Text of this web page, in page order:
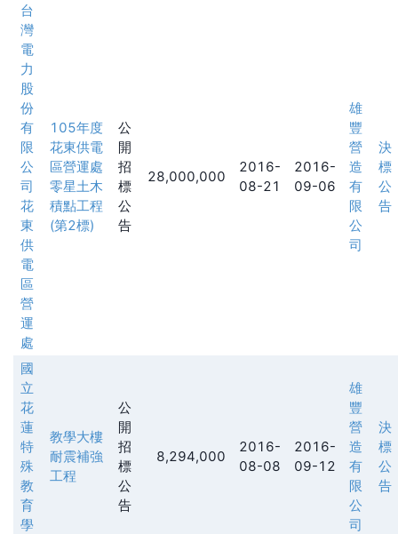
台
灣
電
力
股
份
有
限
公
司
花
東
供
電
區
營
運
處
105年度
花東供電
區營運處
零星土木
積點工程
(第2標)
公
開
招
標
公
告
28,000,000
2016-
08-21
2016-
09-06
雄
豐
營
造
有
限
公
司
決
標
公
告
國
立
花
蓮
特
殊
教
育
學
教學大樓
耐震補強
工程
公
開
招
標
公
告
8,294,000
2016-
08-08
2016-
09-12
雄
豐
營
造
有
限
公
司
決
標
公
告